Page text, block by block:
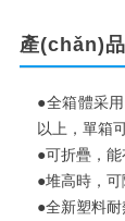
產(chǎn)
●全箱體采
以上，單
●可折疊，能
●堆高時，可隨
●全新塑料耐